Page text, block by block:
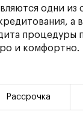
одни из
а
процедуры
и комфортно.
Рассрочка